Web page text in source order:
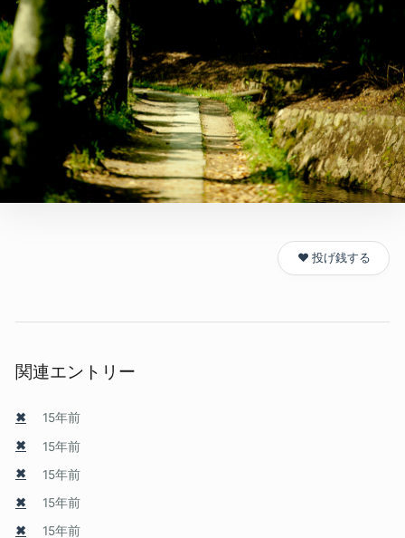
❤️ 投げ銭する
関連エントリー
✖
15年前
✖
15年前
✖
15年前
✖
15年前
✖
15年前